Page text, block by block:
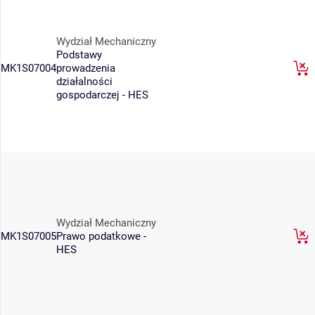
MK1S07004
Wydział Mechaniczny
Podstawy
prowadzenia
działalności
gospodarczej - HES
MK1S07005
Wydział Mechaniczny
Prawo podatkowe -
HES